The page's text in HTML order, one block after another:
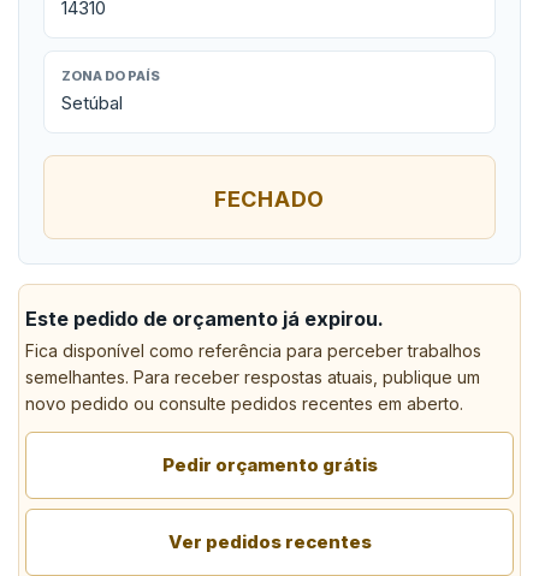
14310
ZONA DO PAÍS
Setúbal
FECHADO
Este pedido de orçamento já expirou.
Fica disponível como referência para perceber trabalhos
semelhantes. Para receber respostas atuais, publique um
novo pedido ou consulte pedidos recentes em aberto.
Pedir orçamento grátis
Ver pedidos recentes